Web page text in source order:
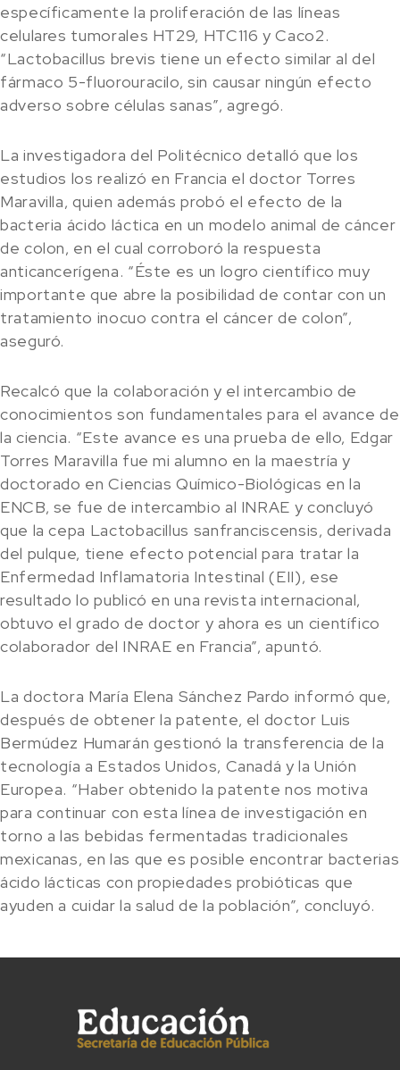
específicamente la proliferación de las líneas
celulares tumorales HT29, HTC116 y Caco2.
“Lactobacillus brevis tiene un efecto similar al del
fármaco 5-fluorouracilo, sin causar ningún efecto
adverso sobre células sanas”, agregó.
La investigadora del Politécnico detalló que los
estudios los realizó en Francia el doctor Torres
Maravilla, quien además probó el efecto de la
bacteria ácido láctica en un modelo animal de cáncer
de colon, en el cual corroboró la respuesta
anticancerígena. “Éste es un logro científico muy
importante que abre la posibilidad de contar con un
tratamiento inocuo contra el cáncer de colon”,
aseguró.
Recalcó que la colaboración y el intercambio de
conocimientos son fundamentales para el avance de
la ciencia. “Este avance es una prueba de ello, Edgar
Torres Maravilla fue mi alumno en la maestría y
doctorado en Ciencias Químico-Biológicas en la
ENCB, se fue de intercambio al INRAE y concluyó
que la cepa Lactobacillus sanfranciscensis, derivada
del pulque, tiene efecto potencial para tratar la
Enfermedad Inflamatoria Intestinal (EII), ese
resultado lo publicó en una revista internacional,
obtuvo el grado de doctor y ahora es un científico
colaborador del INRAE en Francia”, apuntó.
La doctora María Elena Sánchez Pardo informó que,
después de obtener la patente, el doctor Luis
Bermúdez Humarán gestionó la transferencia de la
tecnología a Estados Unidos, Canadá y la Unión
Europea. “Haber obtenido la patente nos motiva
para continuar con esta línea de investigación en
torno a las bebidas fermentadas tradicionales
mexicanas, en las que es posible encontrar bacterias
ácido lácticas con propiedades probióticas que
ayuden a cuidar la salud de la población”, concluyó.